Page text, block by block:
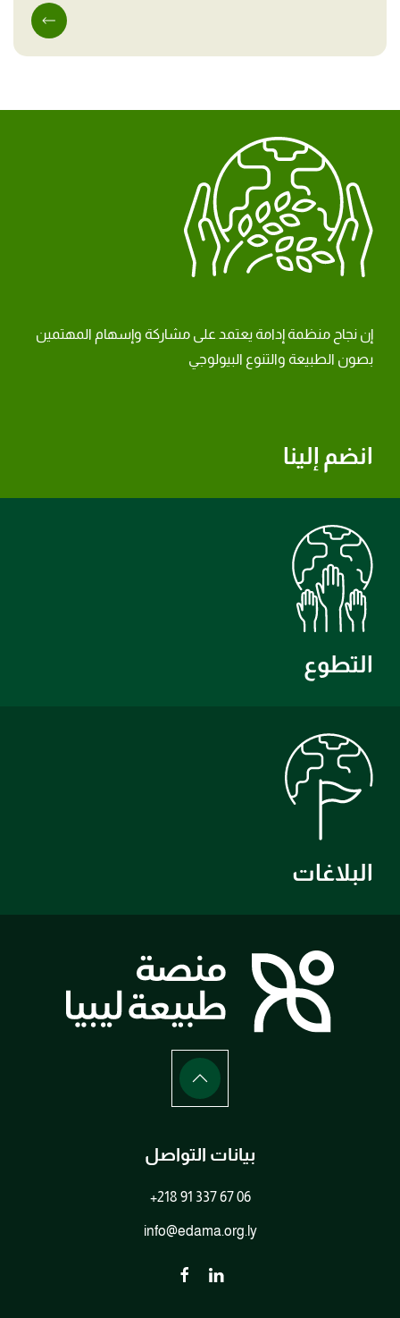
انضم إلينا
إن نجاح منظمة إدامة يعتمد على مشاركة وإسهام المهتمين
بصون الطبيعة والتنوع البيولوجي
التطوع
البلاغات
بيانات التواصل
+218 91 337 67 06
info@edama.org.ly